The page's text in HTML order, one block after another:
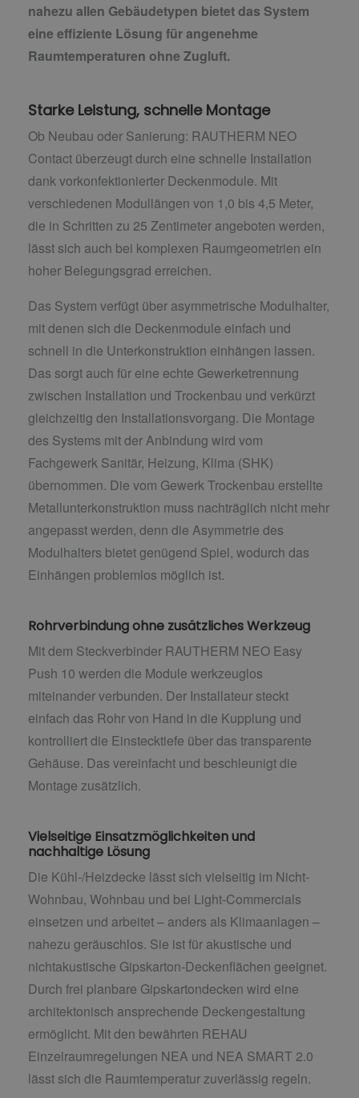
nahezu allen Gebäudetypen bietet das System
eine effiziente Lösung für angenehme
Raumtemperaturen ohne Zugluft.
Starke Leistung, schnelle Montage
Ob Neubau oder Sanierung: RAUTHERM NEO
Contact überzeugt durch eine schnelle Installation
dank vorkonfektionierter Deckenmodule. Mit
verschiedenen Modullängen von 1,0 bis 4,5 Meter,
die in Schritten zu 25 Zentimeter angeboten werden,
lässt sich auch bei komplexen Raumgeometrien ein
hoher Belegungsgrad erreichen.
Das System verfügt über asymmetrische Modulhalter,
mit denen sich die Deckenmodule einfach und
schnell in die Unterkonstruktion einhängen lassen.
Das sorgt auch für eine echte Gewerketrennung
zwischen Installation und Trockenbau und verkürzt
gleichzeitig den Installationsvorgang. Die Montage
des Systems mit der Anbindung wird vom
Fachgewerk Sanitär, Heizung, Klima (SHK)
übernommen. Die vom Gewerk Trockenbau erstellte
Metallunterkonstruktion muss nachträglich nicht mehr
angepasst werden, denn die Asymmetrie des
Modulhalters bietet genügend Spiel, wodurch das
Einhängen problemlos möglich ist.
Rohrverbindung ohne zusätzliches Werkzeug
Mit dem Steckverbinder RAUTHERM NEO Easy
Push 10 werden die Module werkzeuglos
miteinander verbunden. Der Installateur steckt
einfach das Rohr von Hand in die Kupplung und
kontrolliert die Einstecktiefe über das transparente
Gehäuse. Das vereinfacht und beschleunigt die
Montage zusätzlich.
Vielseitige Einsatzmöglichkeiten und
nachhaltige Lösung
Die Kühl-/Heizdecke lässt sich vielseitig im Nicht-
Wohnbau, Wohnbau und bei Light-Commercials
einsetzen und arbeitet – anders als Klimaanlagen –
nahezu geräuschlos. Sie ist für akustische und
nichtakustische Gipskarton-Deckenflächen geeignet.
Durch frei planbare Gipskartondecken wird eine
architektonisch ansprechende Deckengestaltung
ermöglicht. Mit den bewährten REHAU
Einzelraumregelungen NEA und NEA SMART 2.0
lässt sich die Raumtemperatur zuverlässig regeln.